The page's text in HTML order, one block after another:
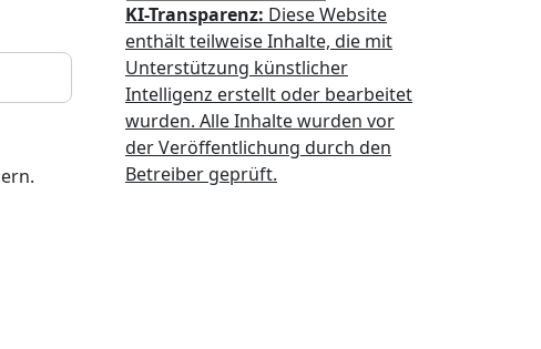
KI-Transparenz: Diese Website
enthält teilweise Inhalte, die mit
Unterstützung künstlicher
Intelligenz erstellt oder bearbeitet
wurden. Alle Inhalte wurden vor
der Veröffentlichung durch den
Betreiber geprüft.